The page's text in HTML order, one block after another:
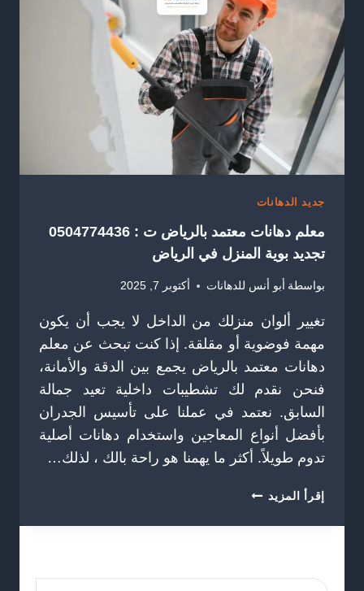
جديد الدهانات
معلم دهانات معتمد بالرياض ت : 0504774436
تجديد بوية المنزل في الرياض
بواسطة أبو أنس للدهانات أكتوبر 7, 2025
تغيير ألوان منزلك من الداخل لا يجب أن يكون
مهمة فوضوية أو مقلقة. إذا كنت تبحث عن معلم
دهانات معتمد بالرياض يجمع بين الدقة والأمانة،
فنحن نقدم لك تشطيبات داخلية تعيد جمالة
السابق. نعتمد في عملنا على تأسيس الجدران
بأفضل أنواع المعاجين واستخدام دهانات أصلية
تدوم طويلاً. أكثر ما يهمنا هو راحة بالك ، لذلك…
إقرأ المزيد معلم
معتمد